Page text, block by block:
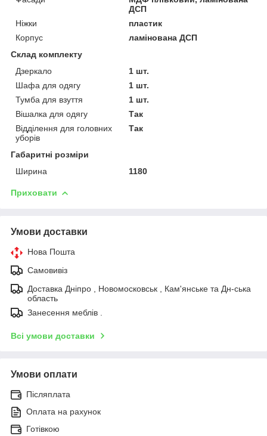
ДСП
Ніжки
пластик
Корпус
ламінована ДСП
Склад комплекту
Дзеркало
1 шт.
Шафа для одягу
1 шт.
Тумба для взуття
1 шт.
Вішалка для одягу
Так
Відділення для головних
уборів
Так
Габаритні розміри
Ширина
1180
Приховати
Умови доставки
Нова Пошта
Самовивіз
Доставка Дніпро , Новомосковськ , Кам'янське та Дн-ська
область
Занесення меблів .
Всі умови доставки
Умови оплати
Післяплата
Оплата на рахунок
Готівкою